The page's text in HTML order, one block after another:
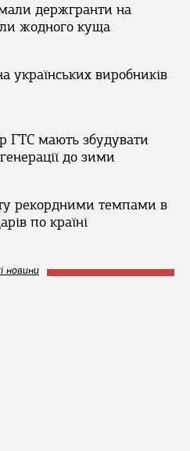
держгранти на
жодного куща
українських виробників
ГТС мають збудувати
до зими
рекордними темпами в
по країні
новини